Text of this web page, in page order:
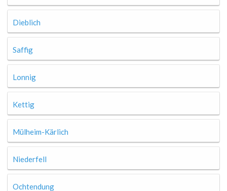
Dieblich
Saffig
Lonnig
Kettig
Mülheim-Kärlich
Niederfell
Ochtendung